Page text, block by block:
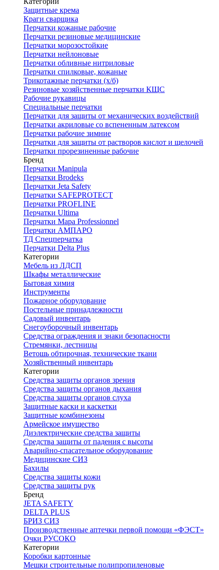
Защитные крема
Краги сварщика
Перчатки кожаные рабочие
Перчатки резиновые медицинские
Перчатки морозостойкие
Перчатки нейлоновые
Перчатки обливные нитриловые
Перчатки спилковые, кожаные
Трикотажные перчатки (х/б)
Резиновые хозяйственные перчатки КЩС
Рабочие рукавицы
Специальные перчатки
Перчатки для защиты от механических воздействий
Перчатки акриловые со вспененным латексом
Перчатки рабочие зимние
Перчатки для защиты от растворов кислот и щелочей
Перчатки прорезиненные рабочие
Бренд
Перчатки Manipula
Перчатки Brodeks
Перчатки Jeta Safety
Перчатки SAFEPROTECT
Перчатки PROFLINE
Перчатки Ultima
Перчатки Мара Professionnel
Перчатки АМПАРО
ТД Спецперчатка
Перчатки Delta Plus
Категории
Мебель из ЛДСП
Шкафы металлические
Бытовая химия
Инструменты
Пожарное оборудование
Постельные принадлежности
Садовый инвентарь
Снегоуборочный инвентарь
Средства ограждения и знаки безопасности
Стремянки, лестницы
Ветошь обтирочная, технические ткани
Хозяйственный инвентарь
Категории
Средства защиты органов зрения
Средства защиты органов дыхания
Средства защиты органов слуха
Защитные каски и каскетки
Защитные комбинезоны
Армейское имущество
Диэлектрические средства защиты
Средства защиты от падения с высоты
Аварийно-спасательное оборудование
Медицинские СИЗ
Бахилы
Средства защиты кожи
Средства защиты рук
Бренд
JETA SAFETY
DELTA PLUS
БРИЗ СИЗ
Производственные аптечки первой помощи «ФЭСТ»
Очки РУСОКО
Категории
Коробки картонные
Мешки строительные полипропиленовые